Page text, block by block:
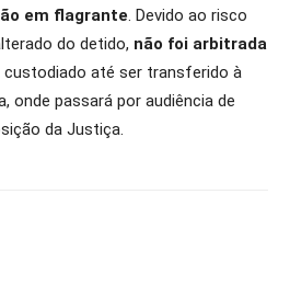
em flagrante. Devido ao risco
do detido, não foi arbitrada
custodiado até ser transferido à
onde passará por audiência de
da Justiça.